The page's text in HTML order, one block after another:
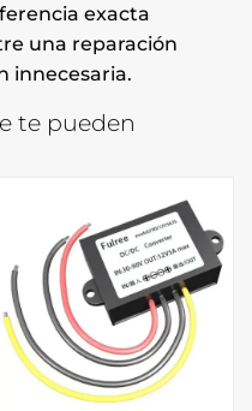
exacta
una reparación
innecesaria.
te pueden